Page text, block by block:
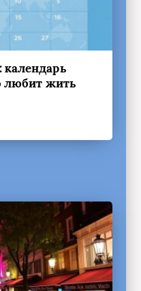
любит жить